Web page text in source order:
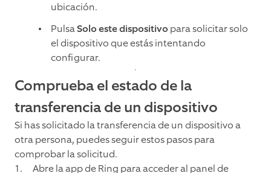
ubicación.
PulsaSolo este dispositivo para solicitar solo
el dispositivo que estás intentando
configurar.
Comprueba el estado de la
transferencia de un dispositivo
Si has solicitado la transferencia de un dispositivo a
otra persona, puedes seguir estos pasos para
comprobar la solicitud.
Abre la app de Ring para acceder al panel de